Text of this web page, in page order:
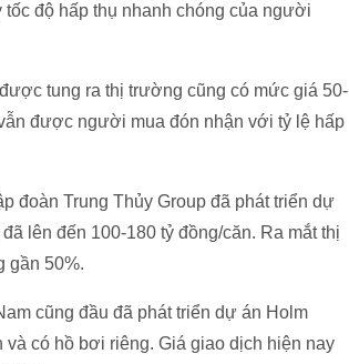
độ hấp thụ nhanh chóng của người
tung ra thị trường cũng có mức giá 50-
được người mua đón nhận với tỷ lệ hấp
đoàn Trung Thủy Group đã phát triển dự
lên đến 100-180 tỷ đồng/căn. Ra mắt thị
gần 50%.
cũng đầu đã phát triển dự án Holm
có hồ bơi riêng. Giá giao dịch hiện nay